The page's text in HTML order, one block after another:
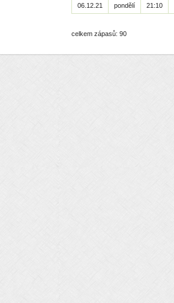
06.12.21 pondělí 21:10
celkem zápasů: 90